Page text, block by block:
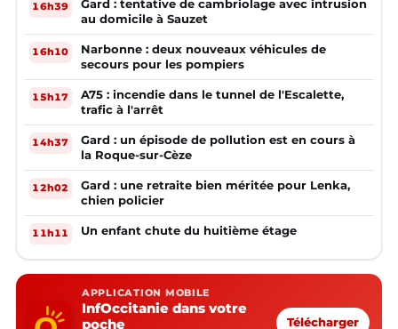
16h39
Gard : tentative de cambriolage avec intrusion
au domicile à Sauzet
16h10
Narbonne : deux nouveaux véhicules de
secours pour les pompiers
15h17
A75 : incendie dans le tunnel de l'Escalette,
trafic à l'arrêt
14h37
Gard : un épisode de pollution est en cours à
la Roque-sur-Cèze
12h02
Gard : une retraite bien méritée pour Lenka,
chien policier
11h11 Un enfant chute du huitième étage
APPLICATION MOBILE
InfOccitanie dans votre
poche
Télécharger